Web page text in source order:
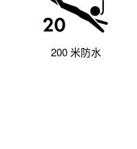
200 米防水